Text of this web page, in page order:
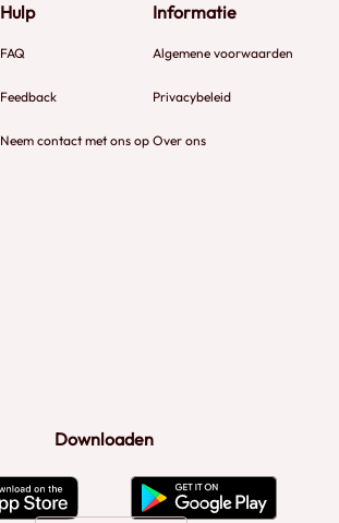
Hulp
FAQ
Feedback
Neem contact met ons op
Informatie
Algemene voorwaarden
Privacybeleid
Over ons
Downloaden